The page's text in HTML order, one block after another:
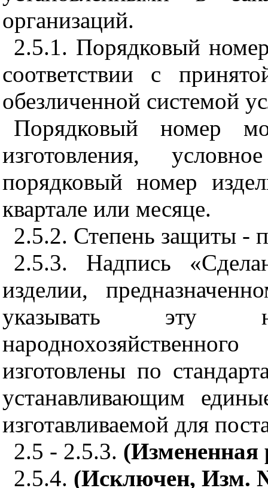
организаций.
2.5.1. Порядковый
соответствии с
обезличенной системой
Порядковый номер
изготовления,
порядковый номер
квартале или месяце.
2.5.2. Степень защиты -
2.5.3. Надпись
изделии,
указывать эту
изготовлены по
устанавливающим
изготавливаемой для
2.5 - 2.5.3.
2.5.4. (Исключен, Изм.